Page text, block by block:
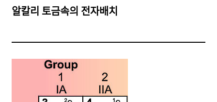
알칼리 토금속의 전자배치